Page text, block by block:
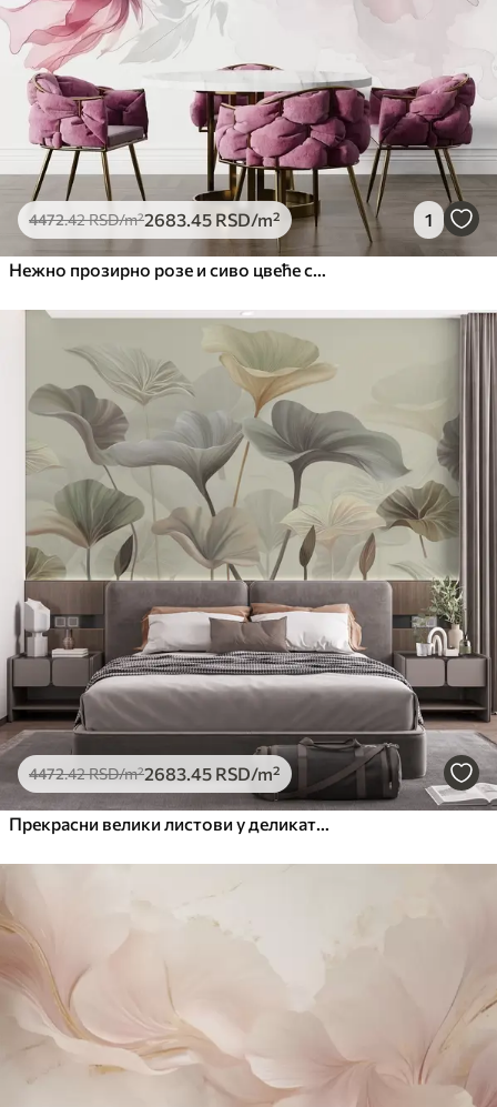
4472.42RSD/m²2683 .45 RSD/m² 1
4472.42RSD/m²2683 .45 RSD/m²